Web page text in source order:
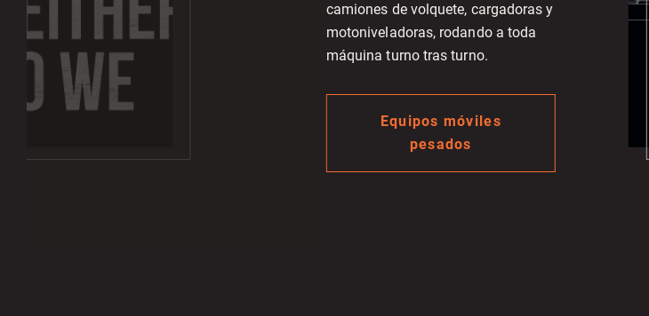
camiones de volquete, cargadoras y
motoniveladoras, rodando a toda
máquina turno tras turno.
Equipos móviles
pesados